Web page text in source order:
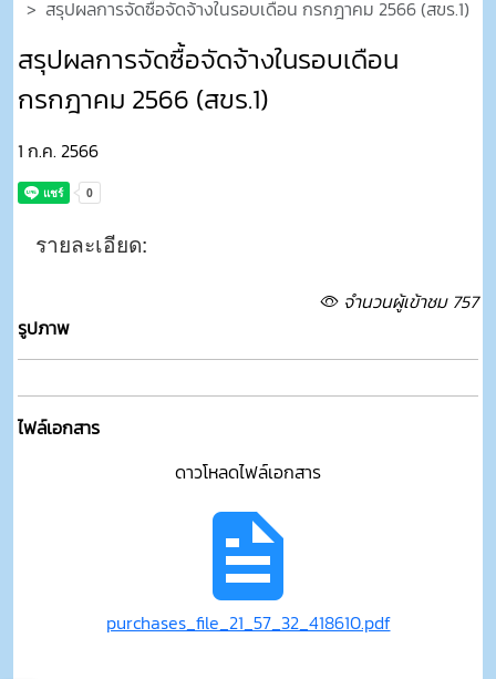
สรุปผลการจัดซื้อจัดจ้างในรอบเดือน กรกฎาคม 2566 (สขร.1)
สรุปผลการจัดซื้อจัดจ้างในรอบเดือน
กรกฎาคม 2566 (สขร.1)
1 ก.ค. 2566
รายละเอียด:
จำนวนผู้เข้าชม 757
รูปภาพ
ไฟล์เอกสาร
ดาวโหลดไฟล์เอกสาร
purchases_file_21_57_32_418610.pdf